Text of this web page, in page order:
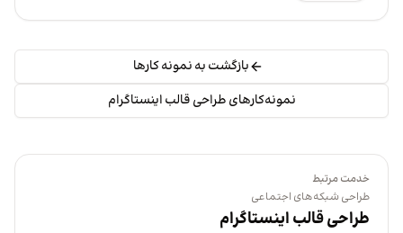
بازگشت به نمونه کارها
نمونه‌کارهای طراحی قالب اینستاگرام
خدمت مرتبط
طراحی شبکه‌های اجتماعی
طراحی قالب اینستاگرام